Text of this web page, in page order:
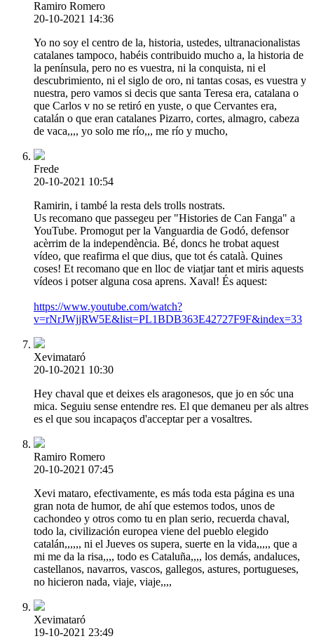
Ramiro Romero
20-10-2021 14:36
Yo no soy el centro de la, historia, ustedes, ultranacionalistas
catalanes tampoco, habéis contribuido mucho a, la historia de
la península, pero no es vuestra, ni la conquista, ni el
descubrimiento, ni el siglo de oro, ni tantas cosas, es vuestra y
nuestra, pero vamos si decis que santa Teresa era, catalana o
que Carlos v no se retiró en yuste, o que Cervantes era,
catalán o que eran catalanes Pizarro, cortes, almagro, cabeza
de vaca,,,, yo solo me río,,, me río y mucho,
Frede
20-10-2021 10:54
Ramirin, i també la resta dels trolls nostrats.
Us recomano que passegeu per "Histories de Can Fanga" a
YouTube. Promogut per la Vanguardia de Godó, defensor
acèrrim de la independència. Bé, doncs he trobat aquest
vídeo, que reafirma el que dius, que tot és català. Quines
coses! Et recomano que en lloc de viatjar tant et miris aquests
vídeos i potser alguna cosa aprens. Xaval! És aquest:
https://www.youtube.com/watch?
v=rNrJWjjRW5E&list=PL1BDB363E42727F9F&index=33
Xevimataró
20-10-2021 10:30
Hey chaval que et deixes els aragonesos, que jo en sóc una
mica. Seguiu sense entendre res. El que demaneu per als altres
es el que sou incapaços d'acceptar per a vosaltres.
Ramiro Romero
20-10-2021 07:45
Xevi mataro, efectivamente, es más toda esta página es una
gran nota de humor, de ahí que estemos todos, unos de
cachondeo y otros como tu en plan serio, recuerda chaval,
todo la, civilización europea viene del pueblo elegido
catalán,,,,,, ni el Jueves os supera, suerte en la vida,,,,, que a
mi me da la risa,,,, todo es Cataluña,,,, los demás, andaluces,
castellanos, navarros, vascos, gallegos, astures, portugueses,
no hicieron nada, viaje, viaje,,,,
Xevimataró
19-10-2021 23:49